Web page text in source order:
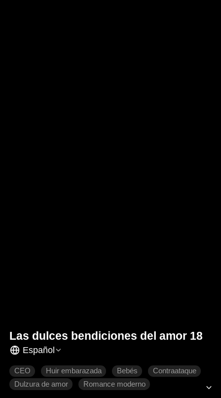
Las dulces bendiciones del amor 18
Español
CEO Huir embarazada Bebés
Contraataque
Dulzura de amor
Romance moderno